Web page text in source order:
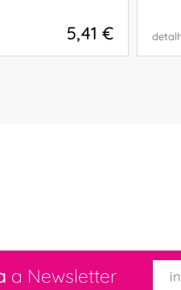
5,41 €
a Newsletter